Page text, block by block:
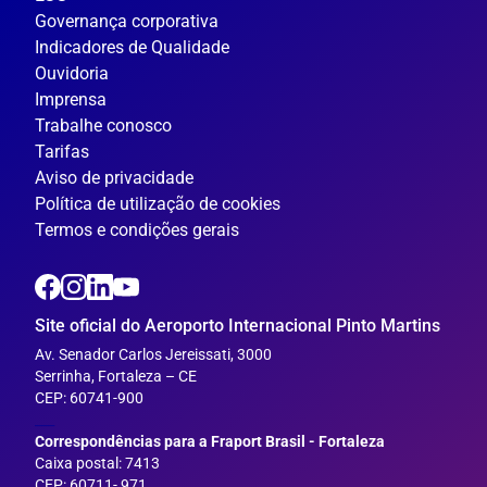
Governança corporativa
Indicadores de Qualidade
Ouvidoria
Imprensa
Trabalhe conosco
Tarifas
Aviso de privacidade
Política de utilização de cookies
Termos e condições gerais
Site oficial do Aeroporto Internacional Pinto Martins
Av. Senador Carlos Jereissati, 3000
Serrinha, Fortaleza – CE
CEP: 60741-900
Correspondências para a Fraport Brasil - Fortaleza
Caixa postal: 7413